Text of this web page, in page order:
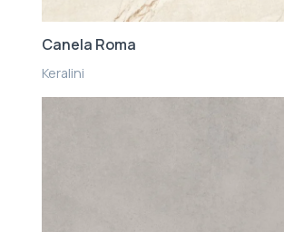
Canela Roma
Keralini